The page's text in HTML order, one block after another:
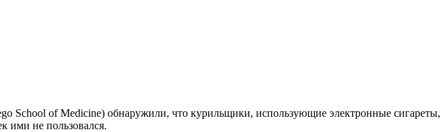
School of Medicine) обнаружили, что курильщики, использующие электронные сигареты,
ими не пользовался.